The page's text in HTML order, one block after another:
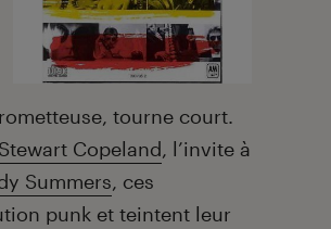
tourne court.
Stewart Copeland, l’invite à
Summers, ces
punk et teintent leur